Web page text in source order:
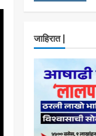
4
जाहिरात |